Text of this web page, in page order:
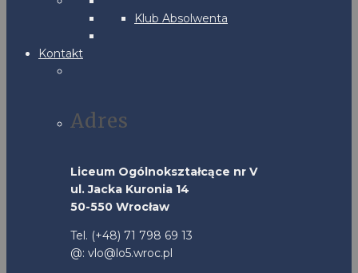
Klub Absolwenta
Kontakt
Adres
Liceum Ogólnokształcące nr V
ul. Jacka Kuronia 14
50-550 Wrocław
Tel. (+48) 71 798 69 13
@: vlo@lo5.wroc.pl